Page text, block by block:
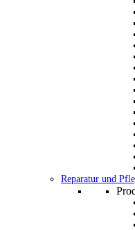
Reparatur und